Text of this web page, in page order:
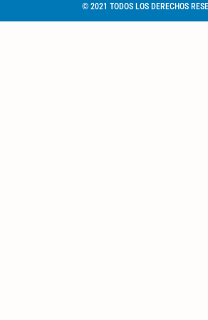
© 2021 TODOS LOS DERECHOS